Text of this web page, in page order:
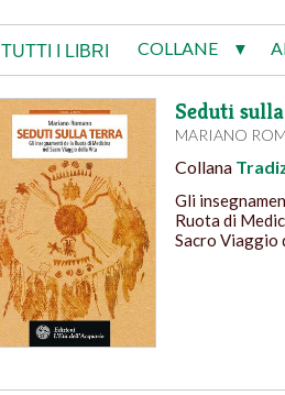
TUTTI I LIBRI COLLANE ▼
Seduti
MARIANO
Collana
Gli
Ruota di
Sacro Viaggio